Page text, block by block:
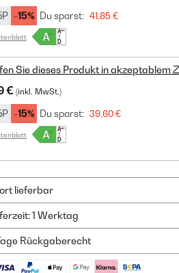
-15% Du sparst: 41,85 €
Sie dieses Produkt in akzeptablem
€ (inkl. MwSt.)
-15% Du sparst: 39,60 €
lieferbar
1 Werktag
Rückgaberecht